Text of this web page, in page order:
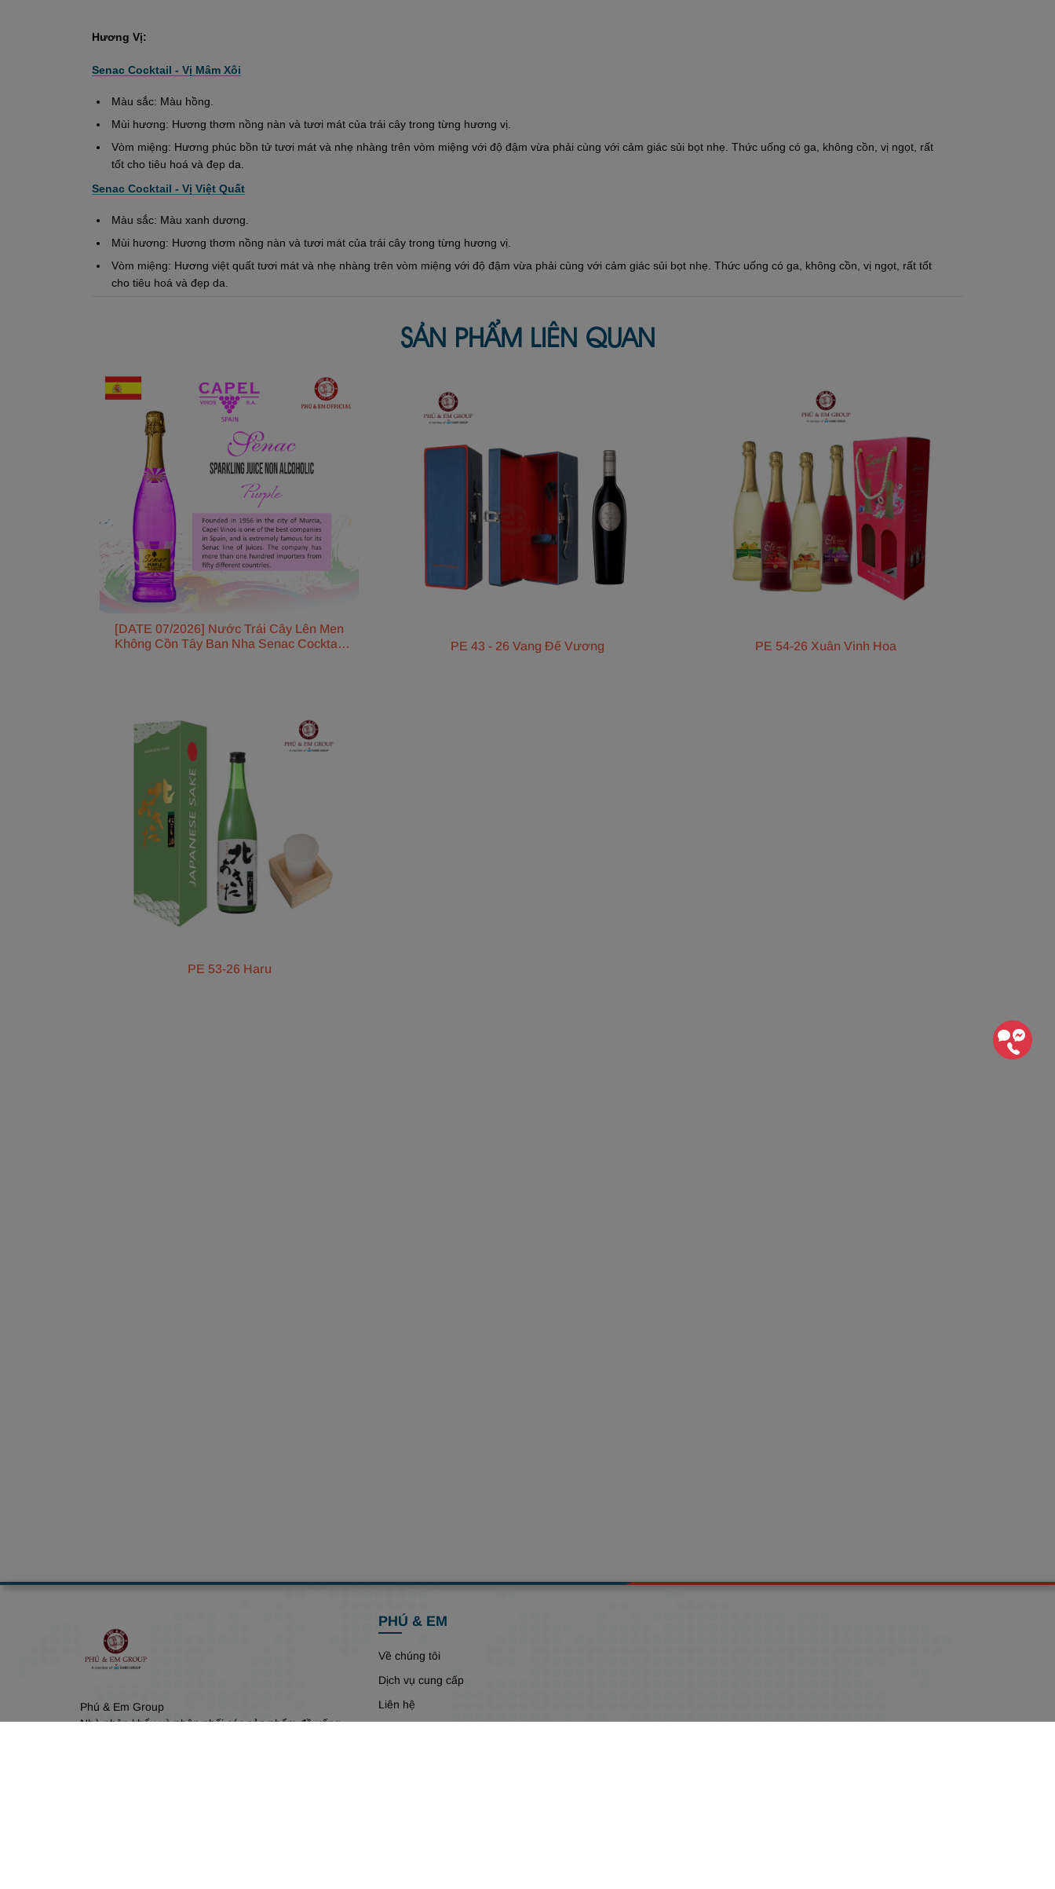
Hương Vị:
Senac Cocktail - Vị Mâm Xôi
Màu sắc: Màu hồng.
Mùi hương: Hương thơm nồng nàn và tươi mát của trái cây trong từng hương vị.
Vòm miệng: Hương phúc bồn tử tươi mát và nhẹ nhàng trên vòm miệng với độ đậm vừa phải cùng với cảm giác sủi bọt nhẹ. Thức uống có ga, không cồn, vị ngọt, rất
tốt cho tiêu hoá và đẹp da.
Senac Cocktail - Vị Việt Quất
Màu sắc: Màu xanh dương.
Mùi hương: Hương thơm nồng nàn và tươi mát của trái cây trong từng hương vị.
Vòm miệng: Hương việt quất tươi mát và nhẹ nhàng trên vòm miệng với độ đậm vừa phải cùng với cảm giác sủi bọt nhẹ. Thức uống có ga, không cồn, vị ngọt, rất tốt
cho tiêu hoá và đẹp da.
SẢN PHẨM LIÊN QUAN
[DATE 07/2026] Nước Trái Cây Lên Men
Không Cồn Tây Ban Nha Senac Cocktail
PE 43 - 26 Vang Đế Vương PE 54-26 Xuân Vinh Hoa
PE 53-26 Haru
Phú & Em Group
Nhà nhập khẩu và phân phối các sản phẩm đồ uống,
PHÚ & EM
Về chúng tôi
Dịch vụ cung cấp
Liên hệ